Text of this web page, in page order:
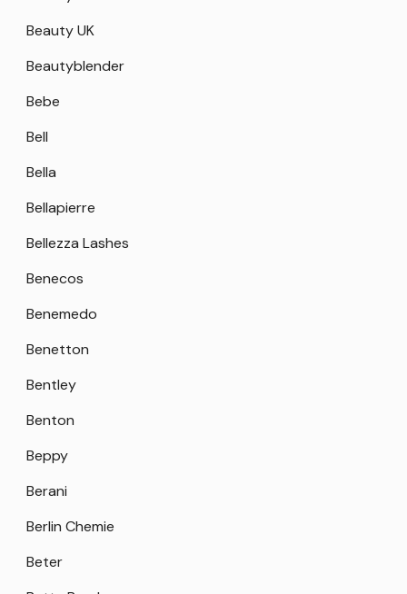
Beauty UK
Beautyblender
Bebe
Bell
Bella
Bellapierre
Bellezza Lashes
Benecos
Benemedo
Benetton
Bentley
Benton
Beppy
Berani
Berlin Chemie
Beter